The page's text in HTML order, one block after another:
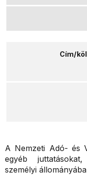
A Nemzeti Adó- és
egyéb
személyi